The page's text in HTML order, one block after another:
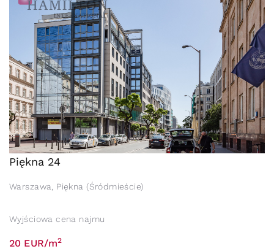
Piękna 24
Warszawa, Piękna (Śródmieście)
Wyjściowa cena najmu
20 EUR/m2